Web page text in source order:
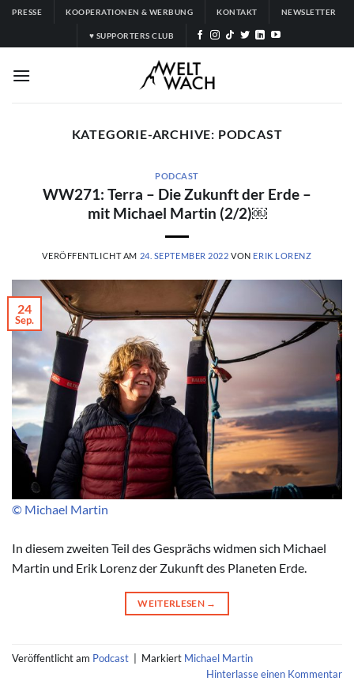
Zum
springen
PRESSE KOOPERATIONEN & WERBUNG KONTAKT NEWSLETTER
♥ SUPPORTERS CLUB
KATEGORIE-ARCHIVE: PODCAST
PODCAST
WW271: Terra – Die Zukunft der Erde –
mit Michael Martin (2/2)￼
VERÖFFENTLICHT AM 24. SEPTEMBER 2022 VON ERIK LORENZ
© Michael Martin
24
Sep.
In diesem zweiten Teil des Gesprächs widmen sich Michael
Martin und Erik Lorenz der Zukunft des Planeten Erde.
WEITERLESEN →
Veröffentlicht am Podcast Markiert Michael Martin
Hinterlasse einen Kommentar